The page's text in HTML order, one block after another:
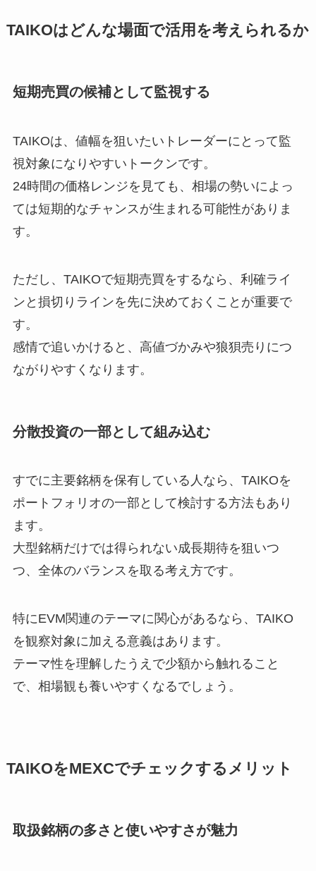
TAIKOはどんな場面で活用を考えられるか
短期売買の候補として監視する
TAIKOは、値幅を狙いたいトレーダーにとって監
視対象になりやすいトークンです。
24時間の価格レンジを見ても、相場の勢いによっ
ては短期的なチャンスが生まれる可能性がありま
す。
ただし、TAIKOで短期売買をするなら、利確ライ
ンと損切りラインを先に決めておくことが重要で
す。
感情で追いかけると、高値づかみや狼狽売りにつ
ながりやすくなります。
分散投資の一部として組み込む
すでに主要銘柄を保有している人なら、TAIKOを
ポートフォリオの一部として検討する方法もあり
ます。
大型銘柄だけでは得られない成長期待を狙いつ
つ、全体のバランスを取る考え方です。
特にEVM関連のテーマに関心があるなら、TAIKO
を観察対象に加える意義はあります。
テーマ性を理解したうえで少額から触れること
で、相場観も養いやすくなるでしょう。
TAIKOをMEXCでチェックするメリット
取扱銘柄の多さと使いやすさが魅力